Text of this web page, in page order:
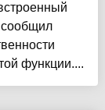
сообщил
функции....